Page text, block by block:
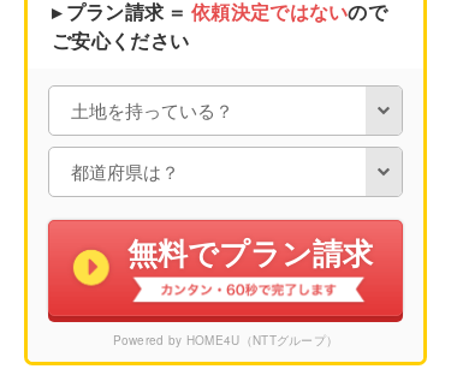
▸ プラン請求 ＝ 依頼決定ではないので
ご安心ください
無料でプラン請求
Powered by HOME4U（NTTグループ）